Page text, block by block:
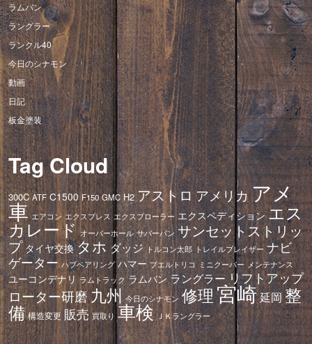
ラムバン
ラングラー
ランクル40
今日のシナモン
動画
日記
板金塗装
Tag Cloud
300C ATF C1500 F150 GMC H2 アストロ アメリカアメ
車 エアコン エクスプレス エクスプローラー エクスペディション エス
カレード オーバーホール サバーバン サンセットストリッ
プタイヤ交換タホ ダッジ トルコン太郎 トレイルブレイザー ナビ
ゲーター ハブベアリング ハマー プエルトリコ ミニクーパー メンテナンス
ユーコンデナリ ラムトラック ラムバン ラングラー リフトアップ
ローター研磨九州 今日のシナモン 修理宮崎延岡整
備 構造変更 販売 買取り 車検 ＪＫラングラー